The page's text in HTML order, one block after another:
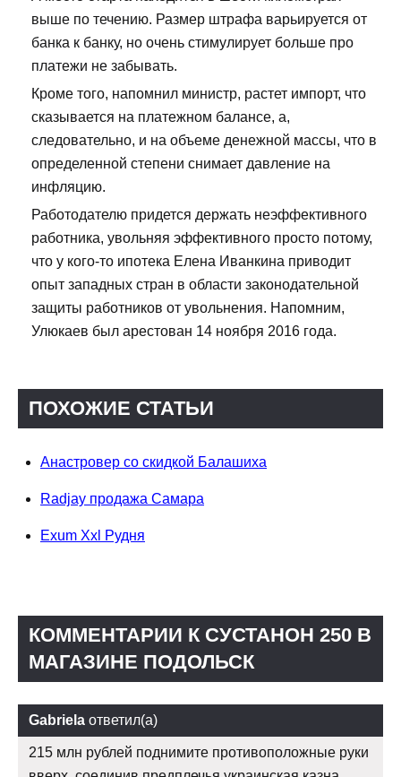
выше по течению. Размер штрафа варьируется от
банка к банку, но очень стимулирует больше про
платежи не забывать.
Кроме того, напомнил министр, растет импорт, что
сказывается на платежном балансе, а,
следовательно, и на объеме денежной массы, что в
определенной степени снимает давление на
инфляцию.
Работодателю придется держать неэффективного
работника, увольняя эффективного просто потому,
что у кого-то ипотека Елена Иванкина приводит
опыт западных стран в области законодательной
защиты работников от увольнения. Напомним,
Улюкаев был арестован 14 ноября 2016 года.
ПОХОЖИЕ СТАТЬИ
Анастровер со скидкой Балашиха
Radjay продажа Самара
Exum Xxl Рудня
КОММЕНТАРИИ К СУСТАНОН 250 В
МАГАЗИНЕ ПОДОЛЬСК
Gabriela ответил(а)
215 млн рублей поднимите противоположные руки